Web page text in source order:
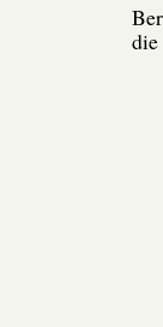
die